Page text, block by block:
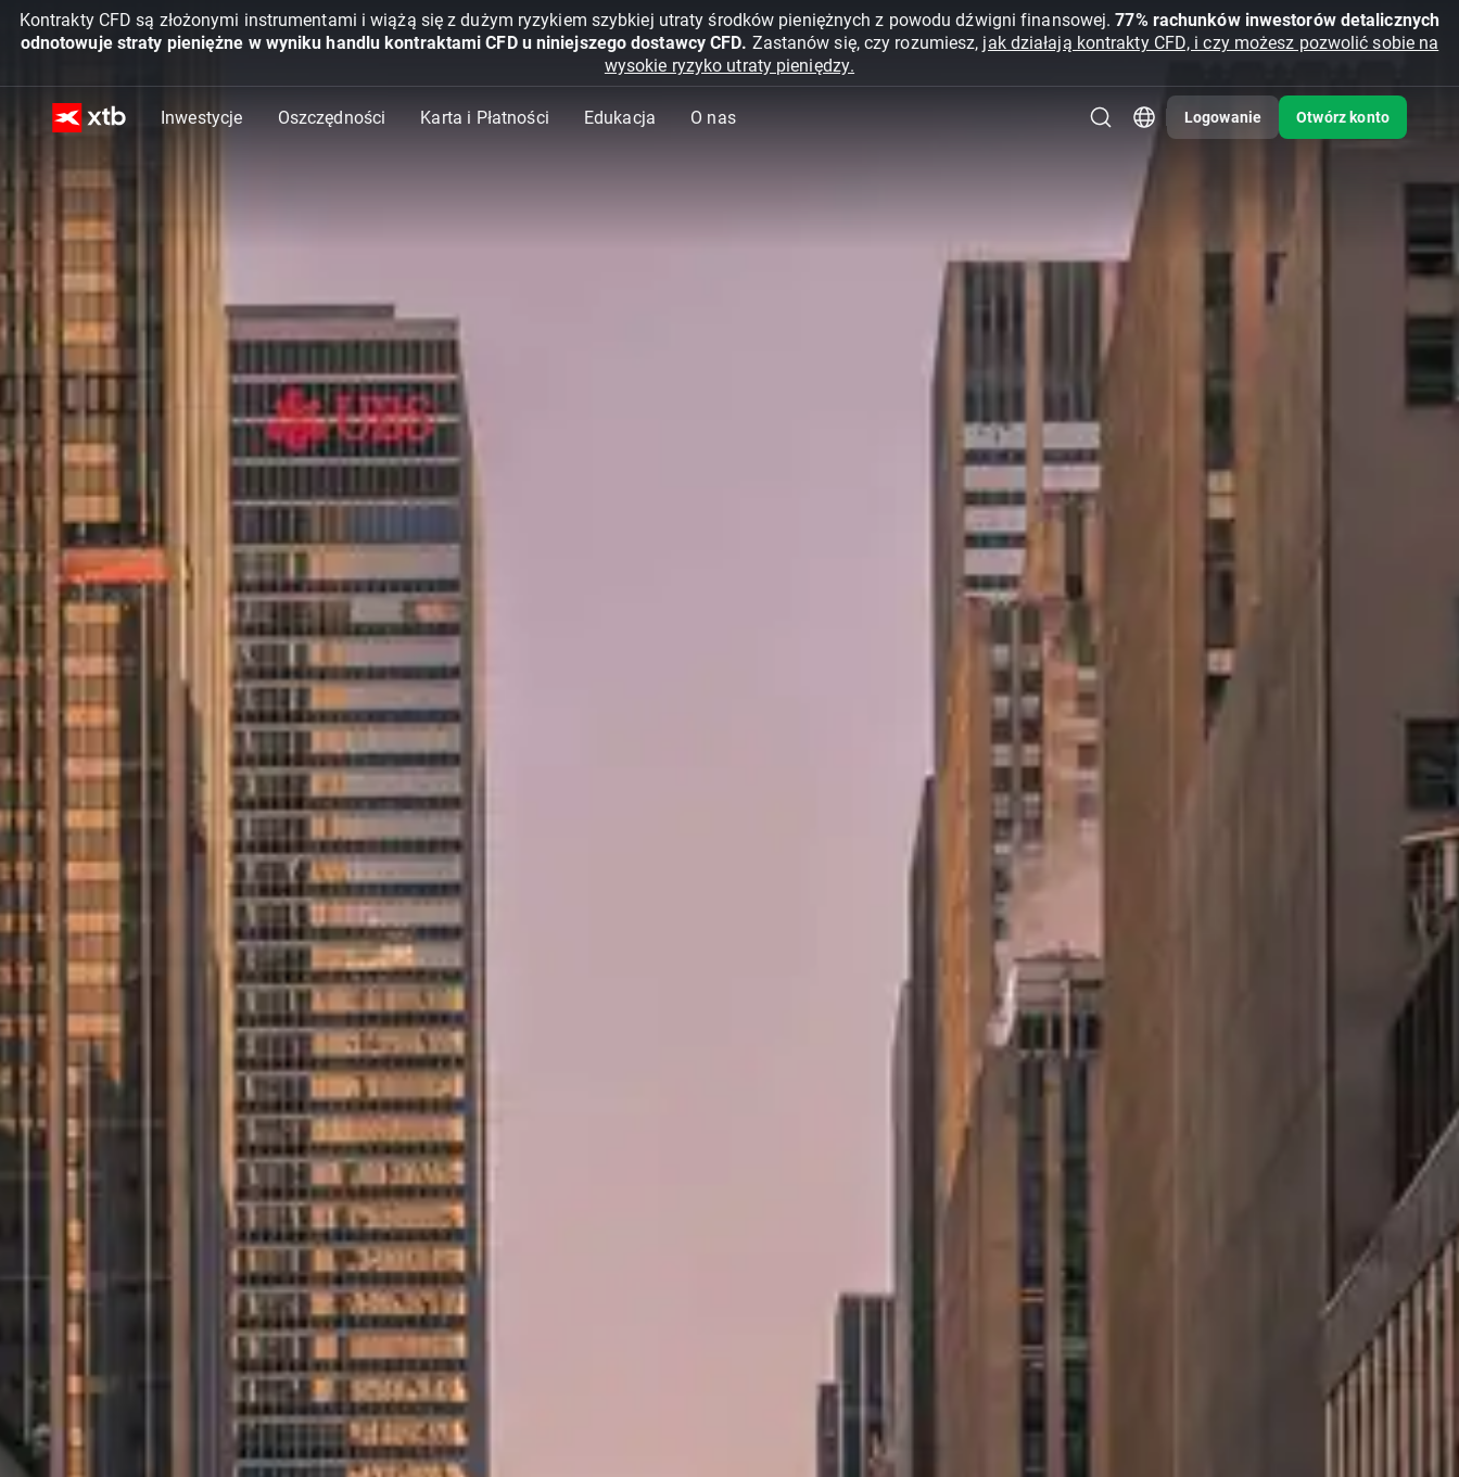
Kontrakty CFD są złożonymi instrumentami i wiążą się z dużym ryzykiem szybkiej utraty środków pieniężnych z powodu dźwigni finansowej.77% rachunków inwestorów detalicznych
odnotowuje straty pieniężne w wyniku handlu kontraktami CFD u niniejszego dostawcy CFD. Zastanów się, czy rozumiesz, jak działają kontrakty CFD, i czy możesz pozwolić sobie na
wysokie ryzyko utraty pieniędzy.
Inwestycje Oszczędności Karta i Płatności Edukacja O nas Logowanie Otwórz konto